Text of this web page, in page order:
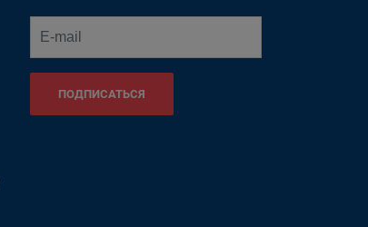
ПОДПИСАТЬСЯ